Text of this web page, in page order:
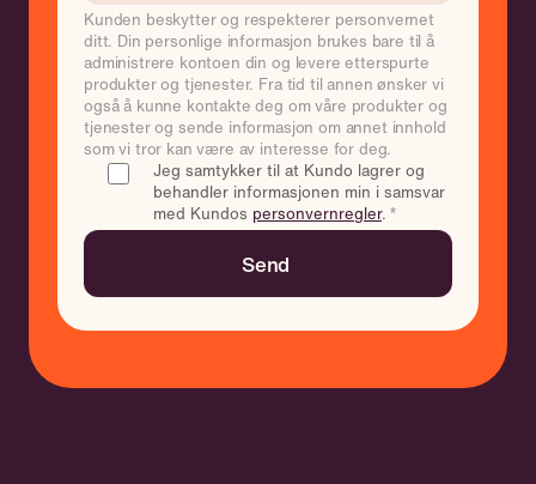
Kunden beskytter og respekterer personvernet
ditt. Din personlige informasjon brukes bare til å
administrere kontoen din og levere etterspurte
produkter og tjenester. Fra tid til annen ønsker vi
også å kunne kontakte deg om våre produkter og
tjenester og sende informasjon om annet innhold
som vi tror kan være av interesse for deg.
Jeg samtykker til at Kundo lagrer og
behandler informasjonen min i samsvar
med Kundos personvernregler. *